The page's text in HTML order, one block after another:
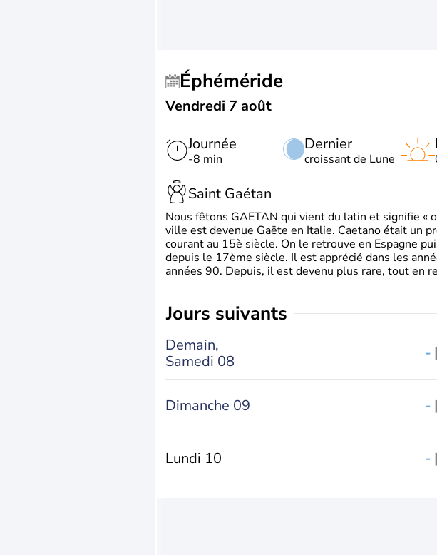
Éphéméride
Vendredi 7 août
Journée
-8 min
Dernier
croissant de Lune
Saint Gaétan
Nous fêtons GAETAN qui vient du latin et signifie «
ville est devenue Gaëte en Italie. Caetano était un
courant au 15è siècle. On le retrouve en Espagne
depuis le 17ème siècle. Il est apprécié dans les
années 90. Depuis, il est devenu plus rare, tout en
jours suivants
Demain,
Samedi 08
- |
Dimanche 09 - |
Lundi 10 - |